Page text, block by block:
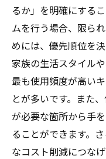
るか」を明確にする
ムを行う場合、限ら
めには、優先順位を
家族の生活スタイル
最も使用頻度が高い
とが多いです。また
が必要な箇所から手
ることができます。
なコスト削減につな